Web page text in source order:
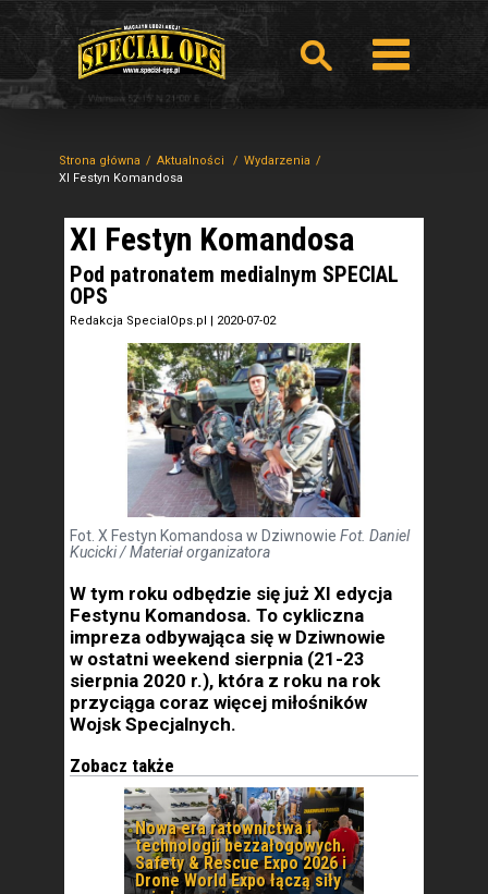
Strona główna Aktualności
Wydarzenia
XI Festyn Komandosa
XI Festyn Komandosa
Pod patronatem medialnym SPECIAL
OPS
Redakcja SpecialOps.pl | 2020-07-02
Fot. X Festyn Komandosa w Dziwnowie Fot. Daniel
Kucicki / Materiał organizatora
W tym roku odbędzie się już XI edycja
Festynu Komandosa. To cykliczna
impreza odbywająca się w Dziwnowie
w ostatni weekend sierpnia (21-23
sierpnia 2020 r.), która z roku na rok
przyciąga coraz więcej miłośników
Wojsk Specjalnych.
Zobacz także
Nowa era ratownictwa i
technologii bezzałogowych.
Safety & Rescue Expo 2026 i
Drone World Expo łączą siły